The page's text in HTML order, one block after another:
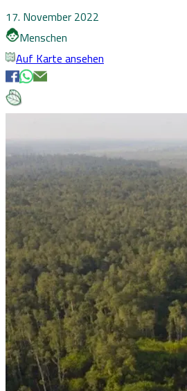
17. November 2022
Menschen
Auf Karte ansehen